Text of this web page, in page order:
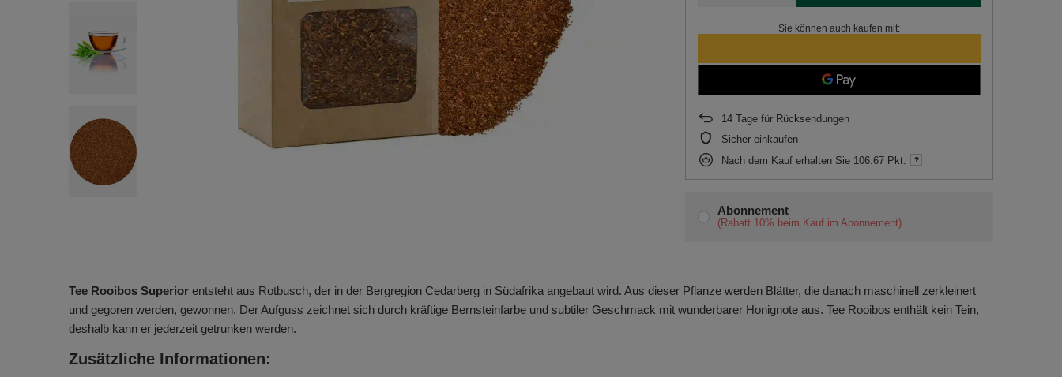
Abonnement
(Rabatt 10% beim Kauf im Abonnement)
Sie können auch kaufen mit:
14 Tage für Rücksendungen
Sicher einkaufen
Nach dem Kauf erhalten Sie 106.67 Pkt.
Tee Rooibos Superior entsteht aus Rotbusch, der in der Bergregion Cedarberg in Südafrika angebaut wird. Aus dieser Pflanze werden Blätter, die danach maschinell zerkleinert
und gegoren werden, gewonnen. Der Aufguss zeichnet sich durch kräftige Bernsteinfarbe und subtiler Geschmack mit wunderbarer Honignote aus. Tee Rooibos enthält kein Tein,
deshalb kann er jederzeit getrunken werden.
Zusätzliche Informationen: